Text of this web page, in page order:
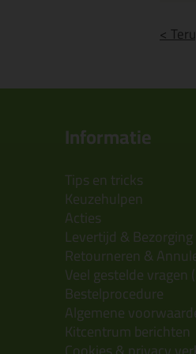
<
Informatie
Tips en tricks
Keuzehulpen
Acties
Levertijd & Bezorging
Retourneren &
Veel gestelde vragen
Bestelprocedure
Algemene
Kitcentrum berichten